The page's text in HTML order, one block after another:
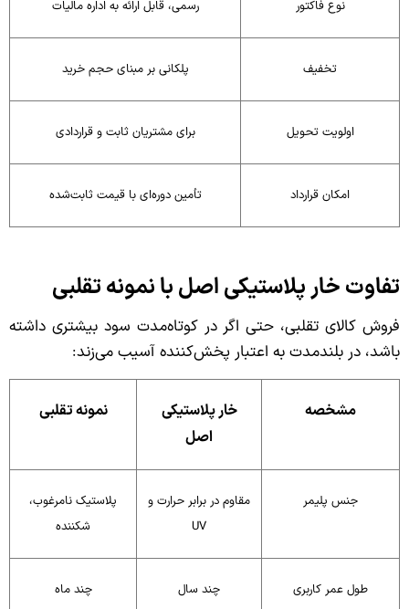
نوع فاکتور رسمی، قابل ارائه به اداره مالیات
تخفیف پلکانی بر مبنای حجم خرید
اولویت تحویل برای مشتریان ثابت و قراردادی
امکان قرارداد تأمین دوره‌ای با قیمت ثابت‌شده
تفاوت خار پلاستیکی اصل با نمونه تقلبی
فروش کالای تقلبی، حتی اگر در کوتاه‌مدت سود بیشتری داشته
باشد، در بلندمدت به اعتبار پخش‌کننده آسیب می‌زند:
مشخصه
خار پلاستیکی
اصل
نمونه تقلبی
جنس پلیمر
مقاوم در برابر حرارت و
UV
پلاستیک نامرغوب،
شکننده
طول عمر کاربری چند سال چند ماه